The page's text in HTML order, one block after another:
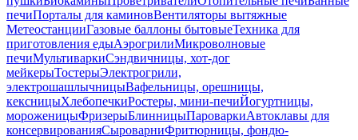
печиПорталы для каминовВентиляторы вытяжные
МетеостанцииГазовые баллоны бытовыеТехника для
приготовления едыАэрогрилиМикроволновые
печиМультиваркиСэндвичницы, хот-дог
мейкерыТостерыЭлектрогрили,
электрошашлычницыВафельницы, орешницы,
кексницыХлебопечкиРостеры, мини-печиЙогуртницы,
мороженицыФризерыБлинницыПароваркиАвтоклавы для
консервированияСыроварниФритюрницы, фондю-